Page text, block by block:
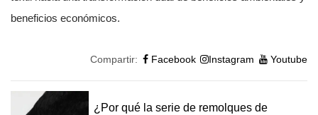
beneficios económicos.
Compartir: Facebook Instagram Youtube
¿Por qué la serie de remolques de